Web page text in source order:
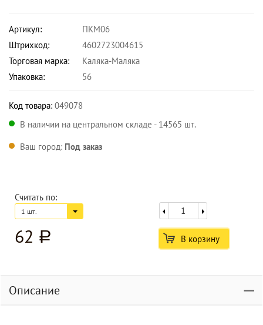
Артикул:
ПКМ06
Штрихкод:
4602723004615
Торговая марка:
Каляка-Маляка
Упаковка:
56
Код товара: 049078
В наличии на центральном складе - 14565 шт.
Ваш город: Под заказ
Считать по:
1 шт.
62 a В корзину
Описание